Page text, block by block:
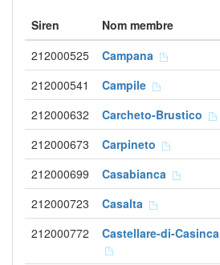
Siren Nom membre
212000525
Campana
212000541 Campile
212000632 Carcheto-Brustico
212000673 Carpineto
212000699 Casabianca
212000723 Casalta
212000772 Castellare-di-Casinca